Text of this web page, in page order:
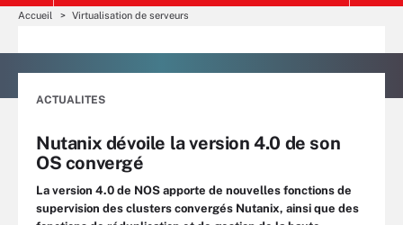
Accueil Virtualisation de serveurs
ACTUALITES
Nutanix dévoile la version 4.0 de son
OS convergé
La version 4.0 de NOS apporte de nouvelles fonctions de
supervision des clusters convergés Nutanix, ainsi que des